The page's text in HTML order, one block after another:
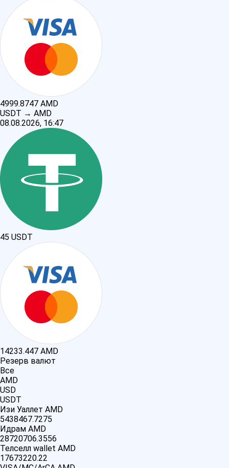
4999.8747 AMD
USDT → AMD
08.08.2026, 16:47
45 USDT
14233.447 AMD
Резерв валют
Все
AMD
USD
USDT
Изи Уаллет AMD
5438467.7275
Идрам AMD
28720706.3556
Телселл wallet AMD
17673220.22